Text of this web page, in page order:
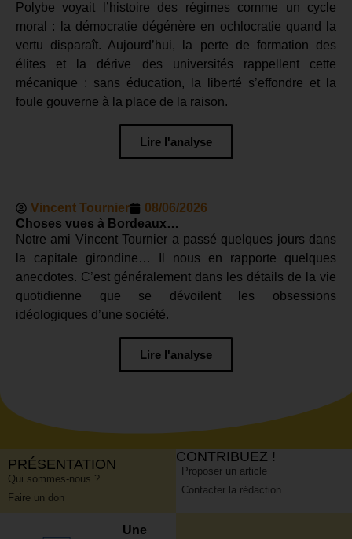
Polybe voyait l’histoire des régimes comme un cycle
moral : la démocratie dégénère en ochlocratie quand la
vertu disparaît. Aujourd’hui, la perte de formation des
élites et la dérive des universités rappellent cette
mécanique : sans éducation, la liberté s’effondre et la
foule gouverne à la place de la raison.
Lire l'analyse
Vincent Tournier
08/06/2026
Choses vues à Bordeaux…
Notre ami Vincent Tournier a passé quelques jours dans
la capitale girondine… Il nous en rapporte quelques
anecdotes. C’est généralement dans les détails de la vie
quotidienne que se dévoilent les obsessions
idéologiques d’une société.
Lire l'analyse
PRÉSENTATION
Qui sommes-nous ?
Faire un don
CONTRIBUEZ !
Proposer un article
Contacter la rédaction
Une